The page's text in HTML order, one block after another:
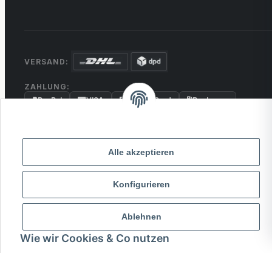
Alle akzeptieren
Konfigurieren
Ablehnen
Wie wir Cookies & Co nutzen
VERSAND:
ZAHLUNG:
PayPal
VISA MasterCard
Rechnung
© 2026 MCTRADE24. Alle Rechte vorbehalten.